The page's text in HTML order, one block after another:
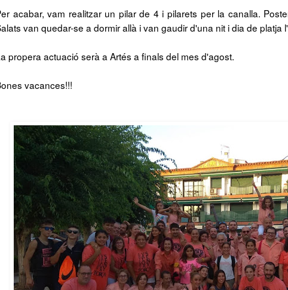
acabar, vam realitzar un pilar de 4 i pilarets per la canalla.
van quedar-se a dormir allà i van gaudir d'una nit i dia de platja
propera actuació serà a Artés a finals del mes d'agost.
vacances!!!